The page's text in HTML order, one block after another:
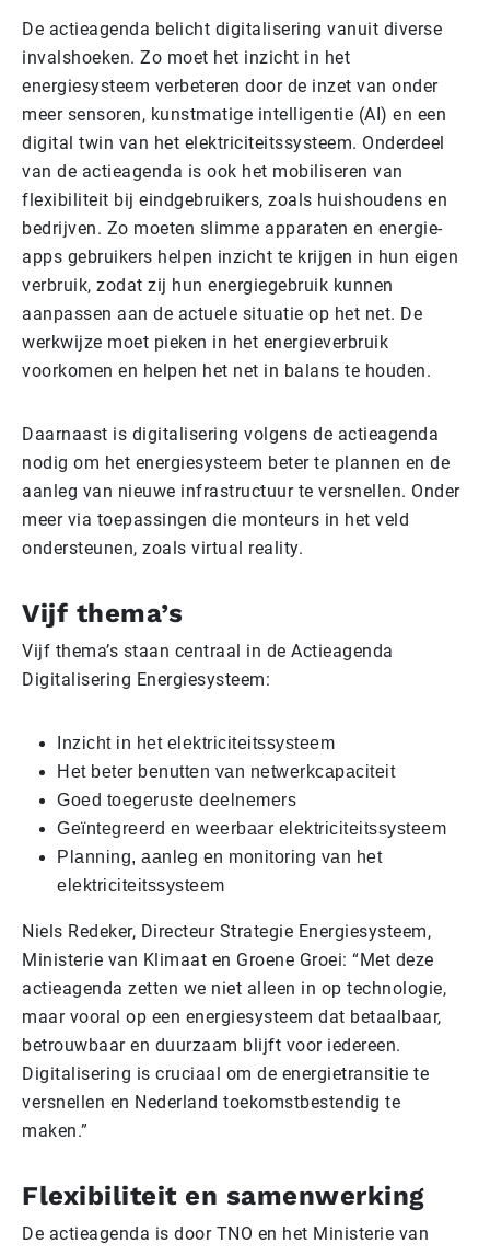
De actieagenda belicht digitalisering vanuit diverse
invalshoeken. Zo moet het inzicht in het
energiesysteem verbeteren door de inzet van onder
meer sensoren, kunstmatige intelligentie (AI) en een
digital twin van het elektriciteitssysteem. Onderdeel
van de actieagenda is ook het mobiliseren van
flexibiliteit bij eindgebruikers, zoals huishoudens en
bedrijven. Zo moeten slimme apparaten en energie-
apps gebruikers helpen inzicht te krijgen in hun eigen
verbruik, zodat zij hun energiegebruik kunnen
aanpassen aan de actuele situatie op het net. De
werkwijze moet pieken in het energieverbruik
voorkomen en helpen het net in balans te houden.
Daarnaast is digitalisering volgens de actieagenda
nodig om het energiesysteem beter te plannen en de
aanleg van nieuwe infrastructuur te versnellen. Onder
meer via toepassingen die monteurs in het veld
ondersteunen, zoals virtual reality.
Vijf thema’s
Vijf thema’s staan centraal in de Actieagenda
Digitalisering Energiesysteem:
Inzicht in het elektriciteitssysteem
Het beter benutten van netwerkcapaciteit
Goed toegeruste deelnemers
Geïntegreerd en weerbaar elektriciteitssysteem
Planning, aanleg en monitoring van het
elektriciteitssysteem
Niels Redeker, Directeur Strategie Energiesysteem,
Ministerie van Klimaat en Groene Groei: “Met deze
actieagenda zetten we niet alleen in op technologie,
maar vooral op een energiesysteem dat betaalbaar,
betrouwbaar en duurzaam blijft voor iedereen.
Digitalisering is cruciaal om de energietransitie te
versnellen en Nederland toekomstbestendig te
maken.”
Flexibiliteit en samenwerking
De actieagenda is door TNO en het Ministerie van